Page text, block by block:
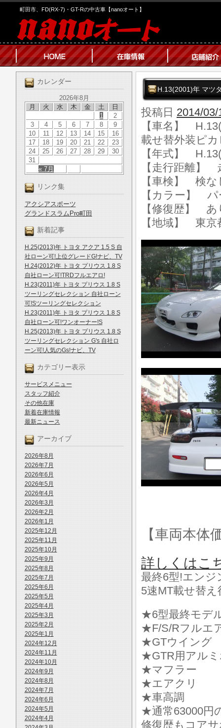
町田市、FD(RX-7)・GT-Rの中古車【nanoオート】
カレンダー
2026年8月
月
火 水 木 金 土 日
« 7月
1
2
3
4 5 6 7 8
9
10
11 12 13 14 15
16
17
18 19 20 21 22
23
24
25 26 27 28 29
30
31
リンク集
アクシアスポーツ
グランドスラムPro町田
新着記事
H.25(2013)年 トヨタ アクア 1.5 S 自
社ローン可!上位グレードG!ナビ、TV
H.24(2012)年 トヨタ プリウス 1.8 S
自社ローン可!TRDフルエアロ!
H.23(2011)年 トヨタ プリウス 1.8 S
ツーリングセレクション 自社ローン
可!Sツーリングセレクション
H.23(2011)年 トヨタ プリウス 1.8 S
自社ローン可!ワンオーナー!S
H.25(2013)年 トヨタ プリウス 1.8 S
ツーリングセレクション G's 自社ロ
ーン可!人気のGs!ナビ、TV
カテゴリー表示
サービスメニュー
スタッフ紹介
その他在庫
新着在庫情報
最新ニュース
アーカイブ
2026年8月
2026年7月
2026年6月
2026年5月
2026年4月
2026年3月
2026年2月
2026年1月
2025年12月
2025年11月
2025年10月
2025年9月
2025年8月
2025年7月
2025年6月
2025年5月
2025年4月
2025年3月
2025年2月
2025年1月
2024年12月
2024年11月
2024年10月
2024年9月
2024年8月
2024年7月
2024年6月
2024年5月
2024年4月
H.13(2001)年 マツ
投稿日 2014/03/
【車名】
載せ替外装ピ
【年式】
【走行距離】
【車検】 検な
【カラー】
【修復歴】 あ
【地域】 東京
【車両本体
詳しくはこ
最終6型!エンジ
5速MT載せ替
★6型最終モデ
★F/S/Rフルエ
★GTウイング
★GTR用アル
★マフラー
★エアクリ
★車高調
★通常63000円
修復歴もコア